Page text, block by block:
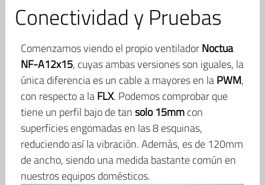
Conectividad y Pruebas
Comenzamos viendo el propio ventiladorNoctua
NF-A12x15, cuyas ambas versiones son iguales, la
única diferencia es un cable a mayores en laPWM,
con respecto a laFLX. Podemos comprobar que
tiene un perfil bajo de tansolo 15mmcon
superficies engomadas en las 8 esquinas,
reduciendo así la vibración. Además, es de 120mm
de ancho, siendo una medida bastante común en
nuestros equipos domésticos.